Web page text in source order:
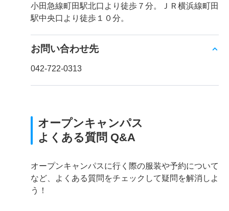
小田急線町田駅北口より徒歩７分。ＪＲ横浜線町田
駅中央口より徒歩１０分。
お問い合わせ先
042-722-0313
オープンキャンパス
よくある質問 Q&A
オープンキャンパスに行く際の服装や予約について
など、よくある質問をチェックして疑問を解消しよ
う！